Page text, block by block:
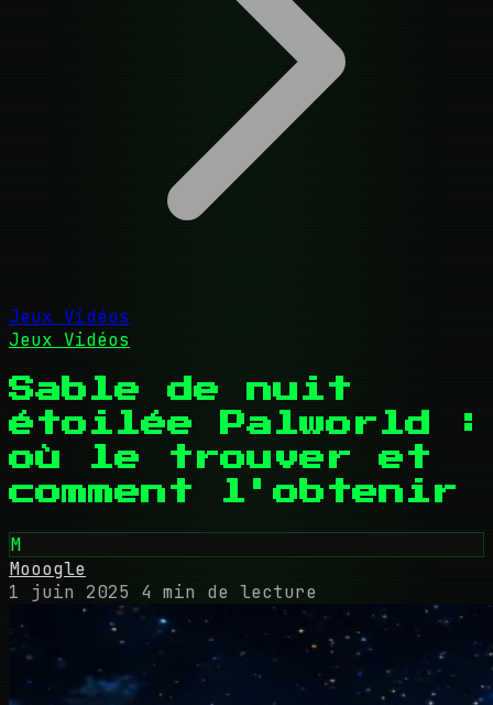
Jeux Vidéos
Jeux Vidéos
Sable de nuit
étoilée Palworld :
où le trouver et
comment l'obtenir
M
Mooogle
1 juin 2025
4 min de lecture